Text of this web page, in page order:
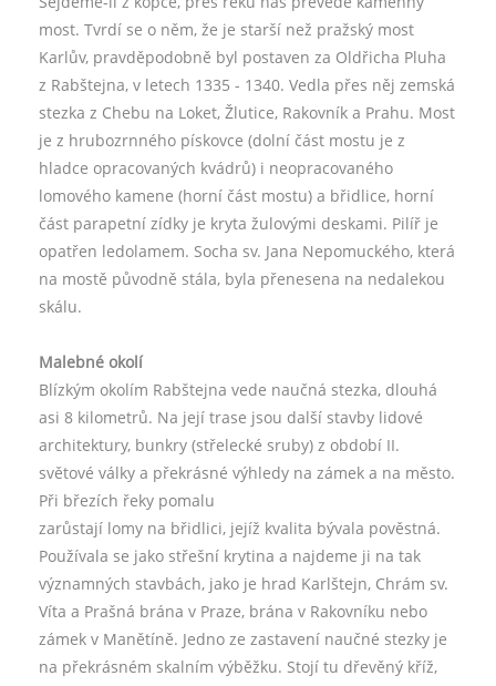
most. Tvrdí se o něm, že je starší než pražský most
Karlův, pravděpodobně byl postaven za Oldřicha Pluha
z Rabštejna, v letech 1335 - 1340. Vedla přes něj zemská
stezka z Chebu na Loket, Žlutice, Rakovník a Prahu. Most
je z hrubozrnného pískovce (dolní část mostu je z
hladce opracovaných kvádrů) i neopracovaného
lomového kamene (horní část mostu) a břidlice, horní
část parapetní zídky je kryta žulovými deskami. Pilíř je
opatřen ledolamem. Socha sv. Jana Nepomuckého, která
na mostě původně stála, byla přenesena na nedalekou
skálu.
Malebné okolí
Blízkým okolím Rabštejna vede naučná stezka, dlouhá
asi 8 kilometrů. Na její trase jsou další stavby lidové
architektury, bunkry (střelecké sruby) z období II.
světové války a překrásné výhledy na zámek a na město.
Při březích řeky pomalu
zarůstají lomy na břidlici, jejíž kvalita bývala pověstná.
Používala se jako střešní krytina a najdeme ji na tak
významných stavbách, jako je hrad Karlštejn, Chrám sv.
Víta a Prašná brána v Praze, brána v Rakovníku nebo
zámek v Manětíně. Jedno ze zastavení naučné stezky je
na překrásném skalním výběžku. Stojí tu dřevěný kříž,